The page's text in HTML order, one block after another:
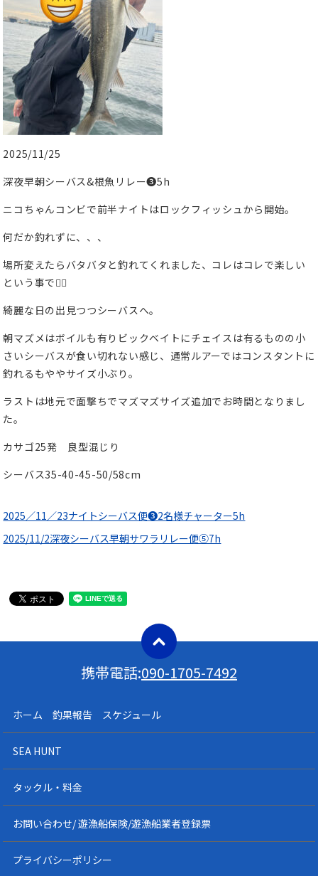
2025/11/25
深夜早朝シーバス&根魚リレー❸5h
ニコちゃんコンビで前半ナイトはロックフィッシュから開始。
何だか釣れずに、、、
場所変えたらバタバタと釣れてくれました、コレはコレで楽しい
という事で🙆‍♂️
綺麗な日の出見つつシーバスへ。
朝マズメはボイルも有りビックベイトにチェイスは有るものの小
さいシーバスが食い切れない感じ、通常ルアーではコンスタントに
釣れるもややサイズ小ぶり。
ラストは地元で面撃ちでマズマズサイズ追加でお時間となりまし
た。
カサゴ25発 良型混じり
シーバス35-40-45-50/58cm
2025／11／23ナイトシーバス便❸2名様チャーター5h
2025/11/2深夜シーバス早朝サワラリレー便⑤7h
携帯電話:090-1705-7492
ホーム 釣果報告 スケジュール
SEA HUNT
タックル・料金
お問い合わせ/ 遊漁船保険/遊漁船業者登録票
プライバシーポリシー